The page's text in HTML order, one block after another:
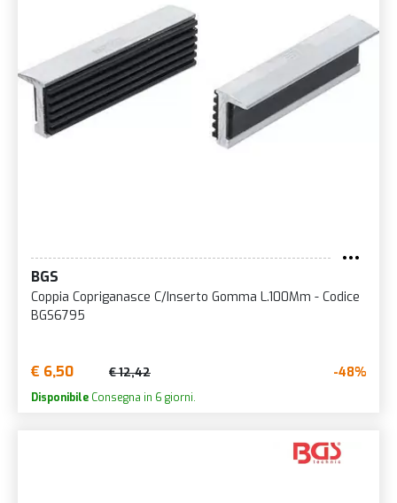
BGS
Coppia Copriganasce C/Inserto Gomma L.100Mm - Codice
BGS6795
€ 6,50 € 12,42 -48%
Disponibile Consegna in 6 giorni.